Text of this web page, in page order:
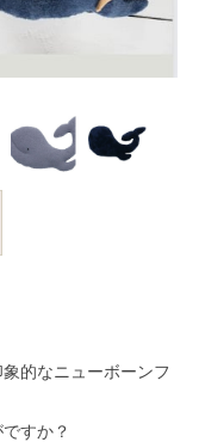
的なニューボーンフ
すか？